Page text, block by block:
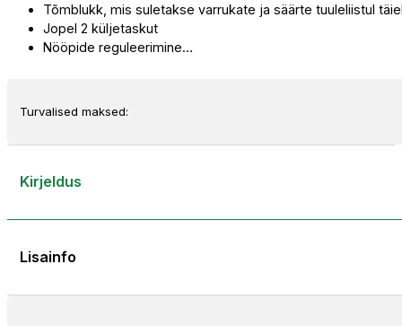
Tõmblukk, mis suletakse varrukate ja säärte tuuleliistul
Jopel 2 küljetaskut
Nööpide reguleerimine…
Turvalised maksed:
Kirjeldus
Lisainfo